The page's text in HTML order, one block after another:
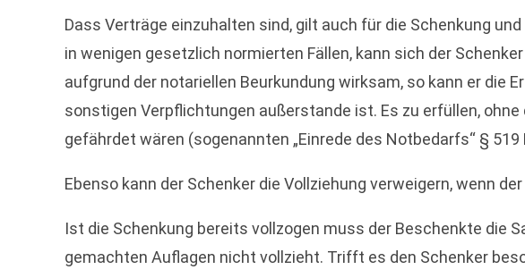
Dass Verträge einzuhalten sind, gilt auch für die Schenkung
in wenigen gesetzlich normierten Fällen, kann sich der
aufgrund der notariellen Beurkundung wirksam, so kann er die
sonstigen Verpflichtungen außerstande ist. Es zu erfüllen,
gefährdet wären (sogenannten „Einrede des Notbedarfs“ § 519
Ebenso kann der Schenker die Vollziehung verweigern, wenn
Ist die Schenkung bereits vollzogen muss der Beschenkte die
gemachten Auflagen nicht vollzieht. Trifft es den Schenker